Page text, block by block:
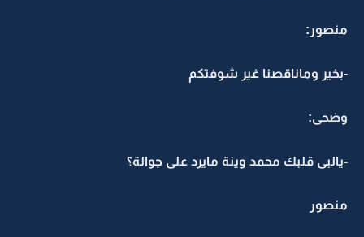
منصور:
-بخير وماناقصنا غير شوفتكم
وضحى:
-يالبى قلبك محمد وينة مايرد على جوالة؟
منصور